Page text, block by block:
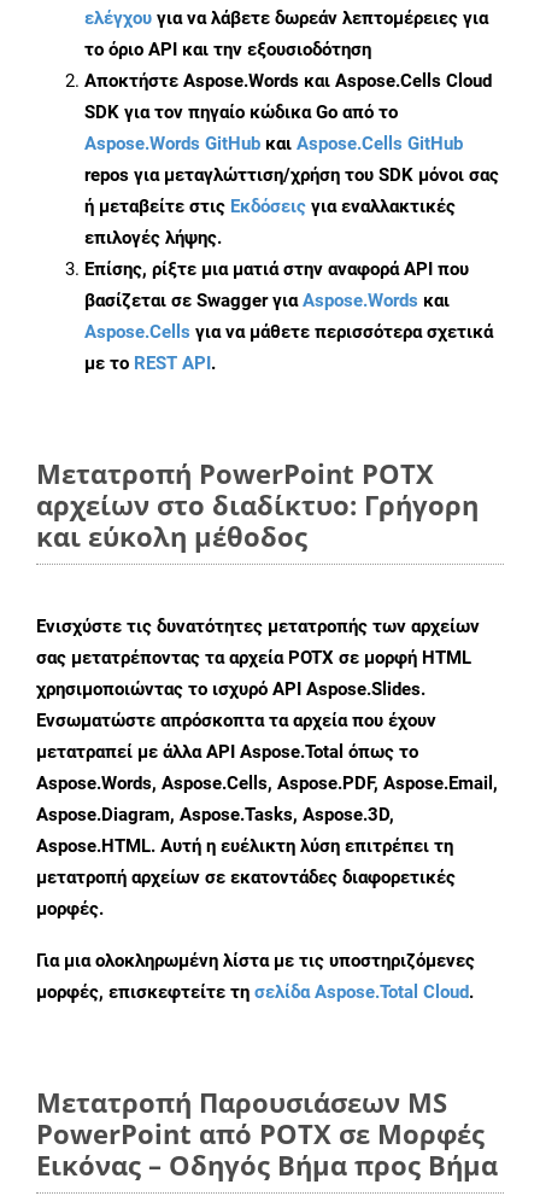
ελέγχου για να λάβετε δωρεάν λεπτομέρειες για
το όριο API και την εξουσιοδότηση
Αποκτήστε Aspose.Words και Aspose.Cells Cloud
SDK για τον πηγαίο κώδικα Go από το
Aspose.Words GitHub και Aspose.Cells GitHub
repos για μεταγλώττιση/χρήση του SDK μόνοι σας
ή μεταβείτε στις Εκδόσεις για εναλλακτικές
επιλογές λήψης.
Επίσης, ρίξτε μια ματιά στην αναφορά API που
βασίζεται σε Swagger γιαAspose.Words και
Aspose.Cells για να μάθετε περισσότερα σχετικά
με το REST API.
Μετατροπή PowerPoint POTX
αρχείων στο διαδίκτυο: Γρήγορη
και εύκολη μέθοδος
Ενισχύστε τις δυνατότητες μετατροπής των αρχείων
σας μετατρέποντας τα αρχεία POTX σε μορφή HTML
χρησιμοποιώντας το ισχυρό API Aspose.Slides.
Ενσωματώστε απρόσκοπτα τα αρχεία που έχουν
μετατραπεί με άλλα API Aspose.Total όπως το
Aspose.Words, Aspose.Cells, Aspose.PDF, Aspose.Email,
Aspose.Diagram, Aspose.Tasks, Aspose.3D,
Aspose.HTML. Αυτή η ευέλικτη λύση επιτρέπει τη
μετατροπή αρχείων σε εκατοντάδες διαφορετικές
μορφές.
Για μια ολοκληρωμένη λίστα με τις υποστηριζόμενες
μορφές, επισκεφτείτε τη σελίδα Aspose.Total Cloud.
Μετατροπή Παρουσιάσεων MS
PowerPoint από POTX σε Μορφές
Εικόνας – Οδηγός Βήμα προς Βήμα